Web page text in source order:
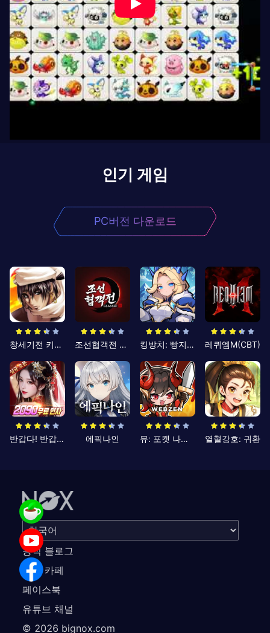
인기 게임
PC버전 다운로드
창세기전 키우기 조선협객전 클래식 킹방치: 빵지의 제왕 레퀴엠M(CBT)
반갑다! 반갑삼국지 에픽나인 뮤: 포켓 나이츠 열혈강호: 귀환
공식 블로그
공식 카페
페이스북
유튜브 채널
© 2026 bignox.com